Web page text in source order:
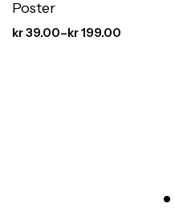
Poster
kr39.00–kr199.00